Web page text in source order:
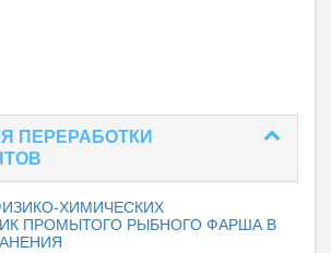
ПЕРЕРАБОТКИ
ХИМИЧЕСКИХ
ПРОМЫТОГО РЫБНОГО ФАРША В